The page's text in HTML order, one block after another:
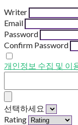
Writer
Email
Password
Confirm Password
개인정보 수집 및 이
선택하세요
Rating